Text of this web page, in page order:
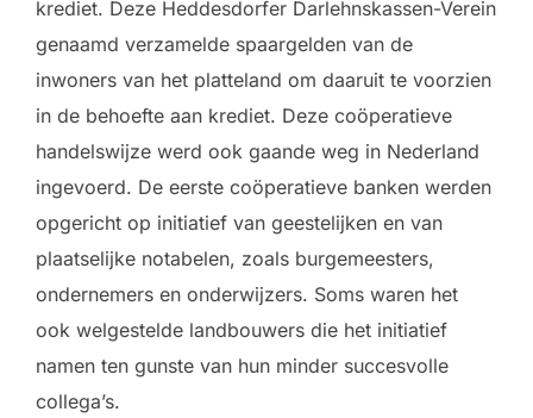
krediet. Deze Heddesdorfer Darlehnskassen-Verein
genaamd verzamelde spaargelden van de
inwoners van het platteland om daaruit te voorzien
in de behoefte aan krediet. Deze coöperatieve
handelswijze werd ook gaande weg in Nederland
ingevoerd. De eerste coöperatieve banken werden
opgericht op initiatief van geestelijken en van
plaatselijke notabelen, zoals burgemeesters,
ondernemers en onderwijzers. Soms waren het
ook welgestelde landbouwers die het initiatief
namen ten gunste van hun minder succesvolle
collega’s.